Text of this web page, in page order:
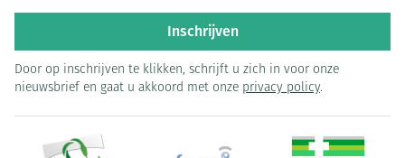
Inschrijven
Door op inschrijven te klikken, schrijft u zich in voor onze
nieuwsbrief en gaat u akkoord met onze privacy policy.